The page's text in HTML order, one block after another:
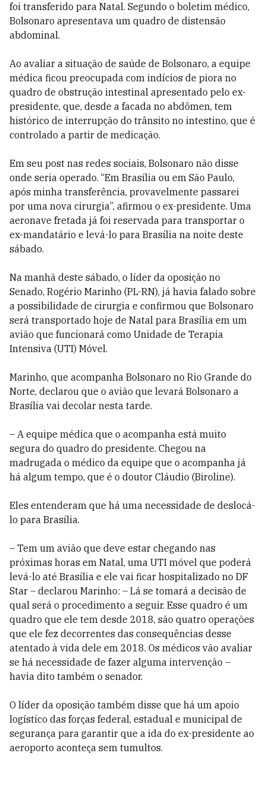
foi transferido para Natal. Segundo o boletim médico,
Bolsonaro apresentava um quadro de distensão
abdominal.
Ao avaliar a situação de saúde de Bolsonaro, a equipe
médica ficou preocupada com indícios de piora no
quadro de obstrução intestinal apresentado pelo ex-
presidente, que, desde a facada no abdômen, tem
histórico de interrupção do trânsito no intestino, que é
controlado a partir de medicação.
Em seu post nas redes sociais, Bolsonaro não disse
onde seria operado. “Em Brasília ou em São Paulo,
após minha transferência, provavelmente passarei
por uma nova cirurgia”, afirmou o ex-presidente. Uma
aeronave fretada já foi reservada para transportar o
ex-mandatário e levá-lo para Brasília na noite deste
sábado.
Na manhã deste sábado, o líder da oposição no
Senado, Rogério Marinho (PL-RN), já havia falado sobre
a possibilidade de cirurgia e confirmou que Bolsonaro
será transportado hoje de Natal para Brasília em um
avião que funcionará como Unidade de Terapia
Intensiva (UTI) Móvel.
Marinho, que acompanha Bolsonaro no Rio Grande do
Norte, declarou que o avião que levará Bolsonaro a
Brasília vai decolar nesta tarde.
– A equipe médica que o acompanha está muito
segura do quadro do presidente. Chegou na
madrugada o médico da equipe que o acompanha já
há algum tempo, que é o doutor Cláudio (Biroline).
Eles entenderam que há uma necessidade de deslocá-
lo para Brasília.
– Tem um avião que deve estar chegando nas
próximas horas em Natal, uma UTI móvel que poderá
levá-lo até Brasília e ele vai ficar hospitalizado no DF
Star – declarou Marinho: – Lá se tomará a decisão de
qual será o procedimento a seguir. Esse quadro é um
quadro que ele tem desde 2018, são quatro operações
que ele fez decorrentes das consequências desse
atentado à vida dele em 2018. Os médicos vão avaliar
se há necessidade de fazer alguma intervenção –
havia dito também o senador.
O líder da oposição também disse que há um apoio
logístico das forças federal, estadual e municipal de
segurança para garantir que a ida do ex-presidente ao
aeroporto aconteça sem tumultos.